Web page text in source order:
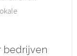
bedrijven